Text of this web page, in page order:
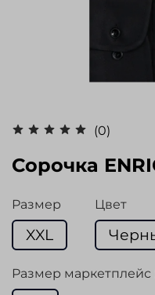
(0)
Сорочка
Размер
XXL
Цвет
Размер маркетплейс